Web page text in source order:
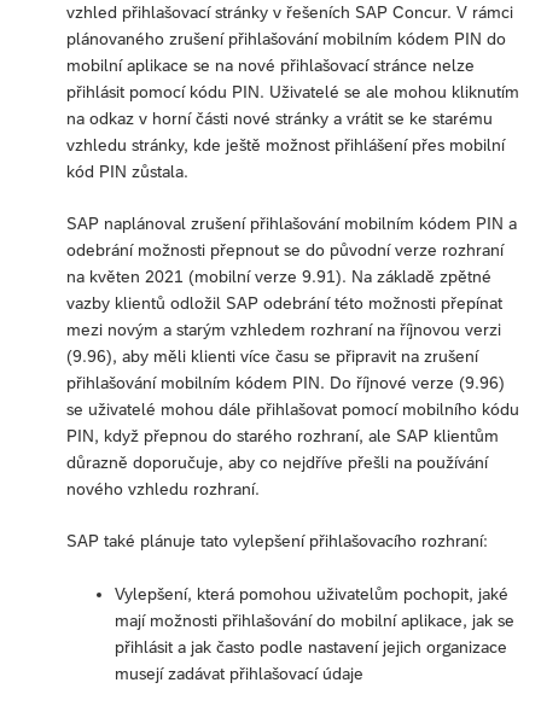
vzhled přihlašovací stránky v řešeních SAP Concur. V rámci
plánovaného zrušení přihlašování mobilním kódem PIN do
mobilní aplikace se na nové přihlašovací stránce nelze
přihlásit pomocí kódu PIN. Uživatelé se ale mohou kliknutím
na odkaz v horní části nové stránky a vrátit se ke starému
vzhledu stránky, kde ještě možnost přihlášení přes mobilní
kód PIN zůstala.
SAP naplánoval zrušení přihlašování mobilním kódem PIN a
odebrání možnosti přepnout se do původní verze rozhraní
na květen 2021 (mobilní verze 9.91). Na základě zpětné
vazby klientů odložil SAP odebrání této možnosti přepínat
mezi novým a starým vzhledem rozhraní na říjnovou verzi
(9.96), aby měli klienti více času se připravit na zrušení
přihlašování mobilním kódem PIN. Do říjnové verze (9.96)
se uživatelé mohou dále přihlašovat pomocí mobilního kódu
PIN, když přepnou do starého rozhraní, ale SAP klientům
důrazně doporučuje, aby co nejdříve přešli na používání
nového vzhledu rozhraní.
SAP také plánuje tato vylepšení přihlašovacího rozhraní:
Vylepšení, která pomohou uživatelům pochopit, jaké
mají možnosti přihlašování do mobilní aplikace, jak se
přihlásit a jak často podle nastavení jejich organizace
musejí zadávat přihlašovací údaje